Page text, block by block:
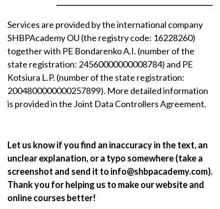
Services are provided by the international company
SHBPAcademy OU (the registry code: 16228260)
together with PE Bondarenko A.I. (number of the
state registration: 24560000000008784) and PE
Kotsiura L.P. (number of the state registration:
2004800000000257899). More detailed information
is provided in the Joint Data Controllers Agreement.
Let us know if you find an inaccuracy in the text, an
unclear explanation, or a typo somewhere (take a
screenshot and send it to info@shbpacademy.com).
Thank you for helping us to make our website and
online courses better!